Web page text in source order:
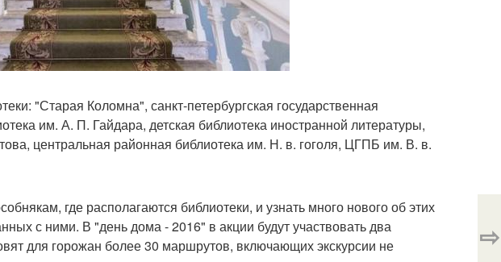
"Старая Коломна", санкт-петербургская государственная
им. А. П. Гайдара, детская библиотека иностранной литературы,
центральная районная библиотека им. Н. в. гоголя, ЦГПБ им. В. в.
где располагаются библиотеки, и узнать много нового об этих
с ними. В "день дома - 2016" в акции будут участвовать два
для горожан более 30 маршрутов, включающих экскурсии не
⇨